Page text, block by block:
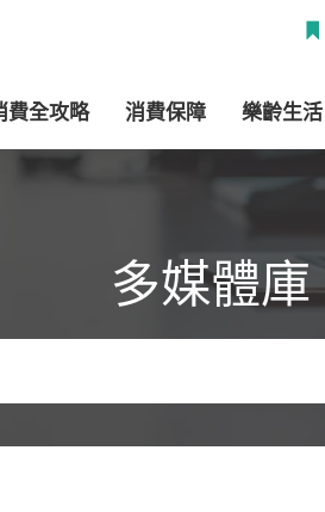
費全攻略 消費保障 樂齡生活
多媒體庫